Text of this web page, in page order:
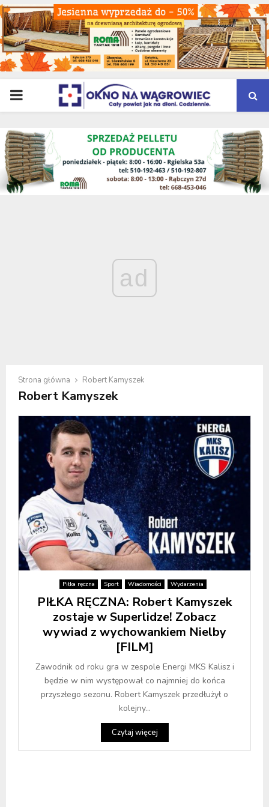
PRIMARY
MENU
ad
Strona główna Robert Kamyszek
Robert Kamyszek
Piłka ręczna Sport Wiadomości Wydarzenia
PIŁKA RĘCZNA: Robert Kamyszek
zostaje w Superlidze! Zobacz
wywiad z wychowankiem Nielby
[FILM]
Zawodnik od roku gra w zespole Energi MKS Kalisz i
będzie w nim występował co najmniej do końca
przyszłego sezonu. Robert Kamyszek przedłużył o
kolejny...
Czytaj więcej